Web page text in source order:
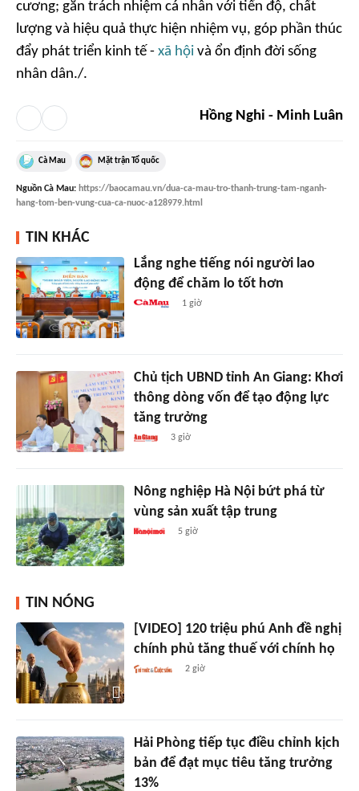
cương; gắn trách nhiệm cá nhân với tiến độ, chất
lượng và hiệu quả thực hiện nhiệm vụ, góp phần thúc
đẩy phát triển kinh tế - xã hội và ổn định đời sống
nhân dân./.
Hồng Nghi - Minh Luân
Cà Mau Mặt trận Tổ quốc
Nguồn Cà Mau: https://baocamau.vn/dua-ca-mau-tro-thanh-trung-tam-nganh-
hang-tom-ben-vung-cua-ca-nuoc-a128979.html
TIN KHÁC
Lắng nghe tiếng nói người lao
động để chăm lo tốt hơn
1 giờ
Chủ tịch UBND tỉnh An Giang: Khơi
thông dòng vốn để tạo động lực
tăng trưởng
3 giờ
Nông nghiệp Hà Nội bứt phá từ
vùng sản xuất tập trung
5 giờ
TIN NÓNG
[VIDEO] 120 triệu phú Anh đề nghị
chính phủ tăng thuế với chính họ
2 giờ
Hải Phòng tiếp tục điều chỉnh kịch
bản để đạt mục tiêu tăng trưởng
13%